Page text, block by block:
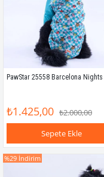
₺1.425,00 ₺2.000,00
Sepete Ekle
%29 İndirim